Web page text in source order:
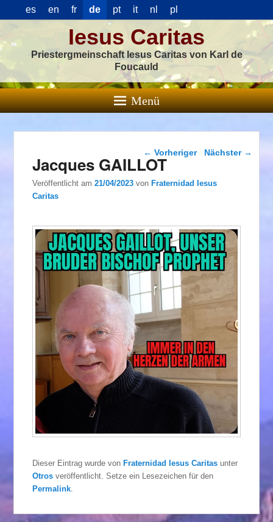
es en fr de pt it nl pl
Iesus Caritas
Priestergmeinschaft Iesus Caritas von Karl de
Foucauld
Menü
Beitragsnavigation
← Vorheriger Nächster →
Jacques GAILLOT
Veröffentlicht am21/04/2023 vonFraternidad Iesus
Caritas
Dieser Eintrag wurde von Fraternidad Iesus Caritas unter
Otros veröffentlicht. Setze ein Lesezeichen für den
Permalink.